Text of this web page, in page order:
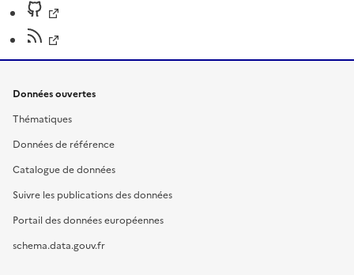
Données ouvertes
Thématiques
Données de référence
Catalogue de données
Suivre les publications des données
Portail des données européennes
schema.data.gouv.fr